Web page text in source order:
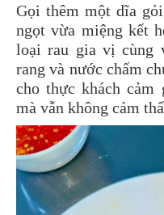
Gọi thêm một dĩa
ngọt vừa miệng kết
loại rau gia vị cùng
rang và nước chấm
cho thực khách cảm
mà vẫn không cảm